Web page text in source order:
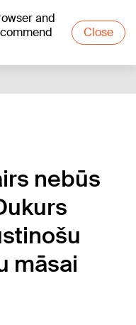
and
Close
nebūs
māsai